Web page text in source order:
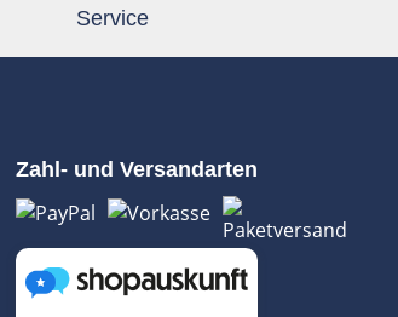
Service
Zahl- und Versandarten